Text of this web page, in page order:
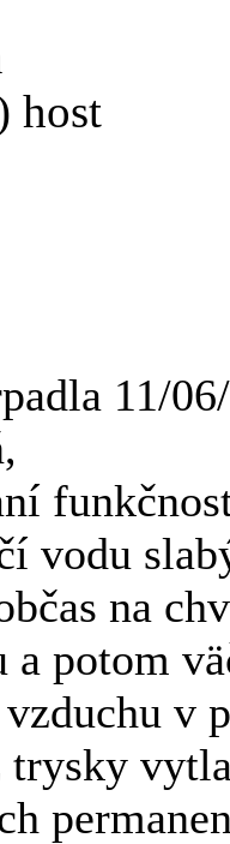
host
11/
vodu
na
a potom
v
trysky